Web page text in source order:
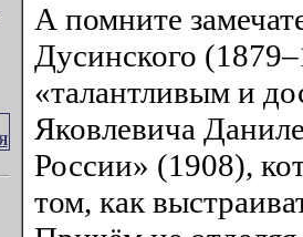
А помните
Дусинского
«талантливым и
Яковлевича
России» (1908),
том, как